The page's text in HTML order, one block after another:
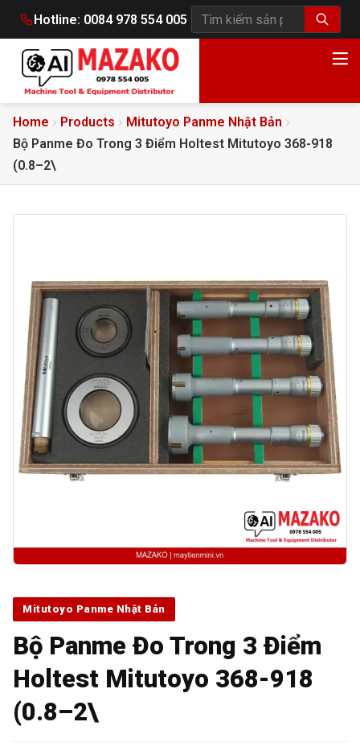
Hotline: 0084 978 554 005
Tìm kiếm sản phẩm
Home Products
Mitutoyo Panme Nhật Bản
Bộ Panme Đo Trong 3 Điểm Holtest Mitutoyo 368-918
(0.8–2\
Mitutoyo Panme Nhật Bản
Bộ Panme Đo Trong 3 Điểm
Holtest Mitutoyo 368-918
(0.8–2\